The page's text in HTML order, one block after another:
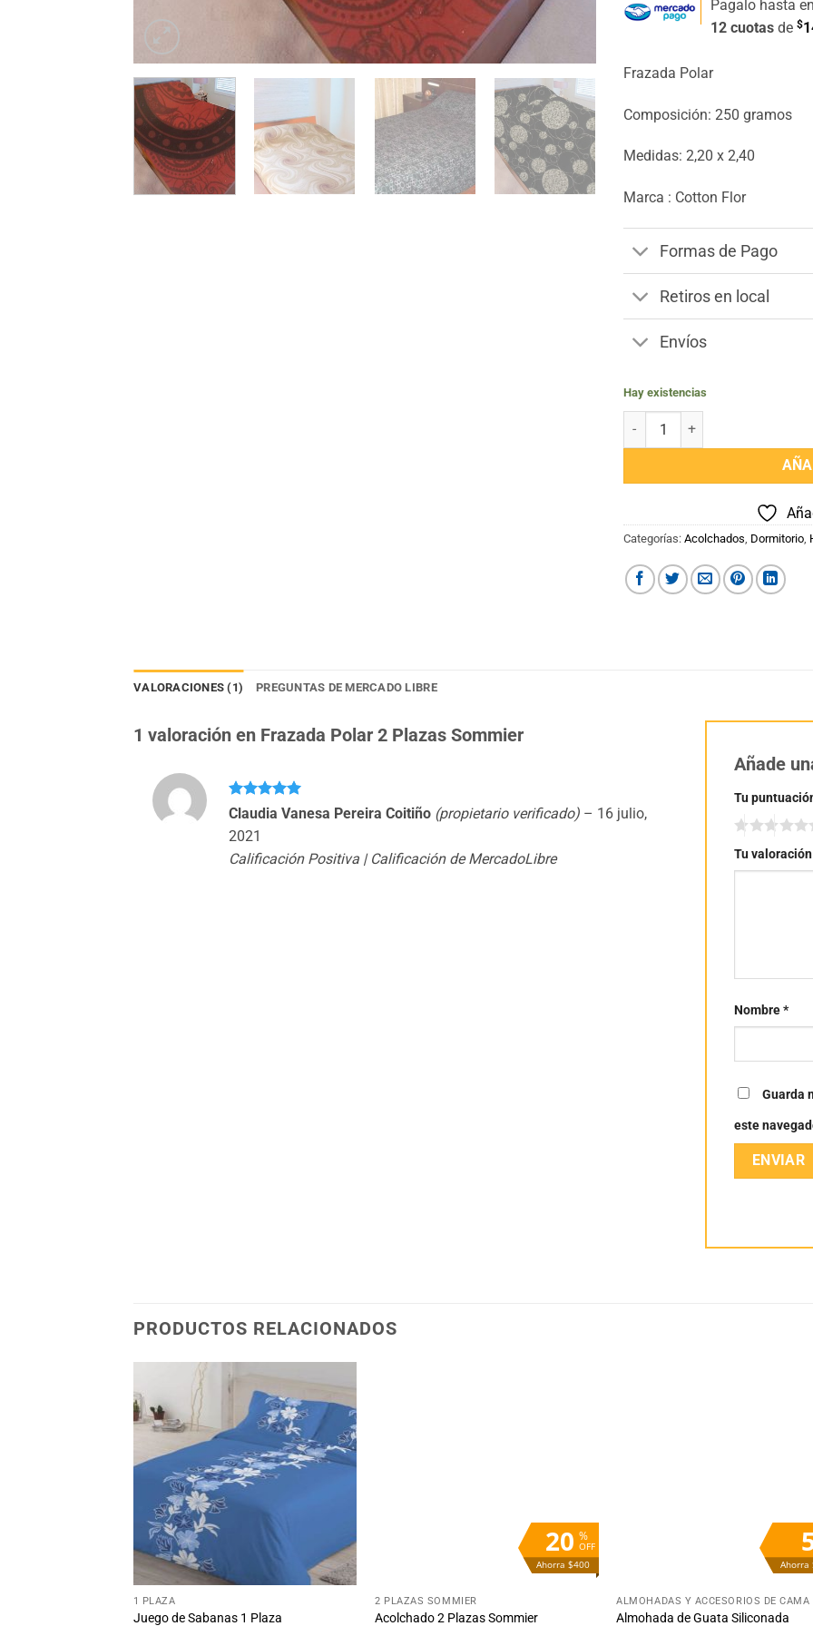
Pagalo hasta
12 cuotas de $
Frazada Polar
Composición: 250 gramos
Medidas: 2,20 x 2,40
Marca : Cotton Flor
Formas de Pago
Retiros en local
Envíos
Hay existencias
Frazada Polar 2 Plazas
Categorías: Acolchados, Dormitorio,
VALORACIONES (1) PREGUNTAS DE MERCADO LIBRE
1 valoración en Frazada Polar 2 Plazas Sommier
Valorado
Claudia Vanesa Pereira Coitiño (propietario verificado) – 16 julio,
2021
Calificación Positiva | Calificación de MercadoLibre
Añade
Tu
Tu
Nombre*
Guarda
este
PRODUCTOS RELACIONADOS
Añadir
a la
lista
de
deseos
1 PLAZA
Juego de Sabanas 1 Plaza
%
OFF
20
Ahorra $400
2 PLAZAS SOMMIER
Acolchado 2 Plazas Sommier
Ahorra
ALMOHADAS Y ACCESORIOS DE CAMA
Almohada de Guata Siliconada